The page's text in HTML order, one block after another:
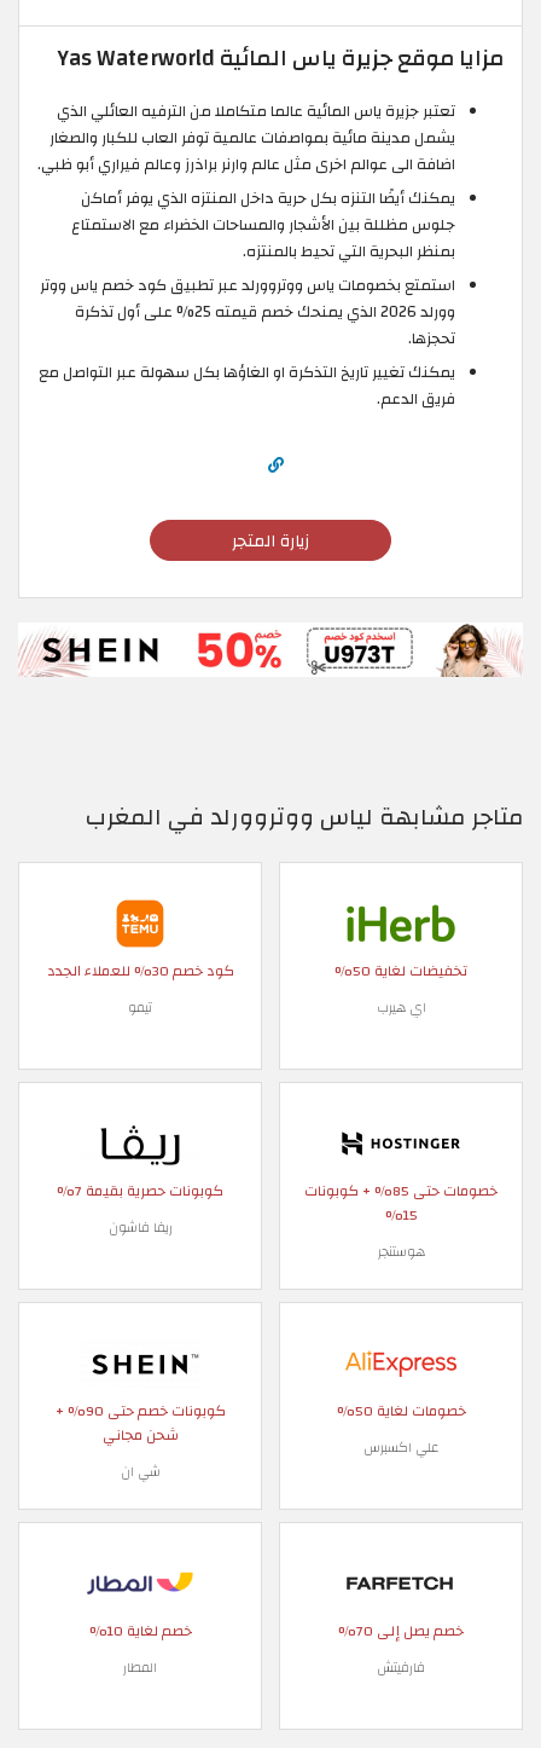
مزايا موقع جزيرة ياس المائية Yas Waterworld
تعتبر جزيرة ياس المائية عالما متكاملا من الترفيه العائلي الذي
يشمل مدينة مائية بمواصفات عالمية توفر العاب للكبار والصغار
اضافة الى عوالم اخرى مثل عالم وارنر براذرز وعالم فيراري أبو ظبي.
يمكنك أيضًا التنزه بكل حرية داخل المنتزه الذي يوفر أماكن
جلوس مظللة بين الأشجار والمساحات الخضراء مع الاستمتاع
بمنظر البحرية التي تحيط بالمنتزه.
استمتع بخصومات ياس ووتروورلد عبر تطبيق كود خصم ياس ووتر
وورلد 2026 الذي يمنحك خصم قيمته 25% على أول تذكرة
تحجزها.
يمكنك تغيير تاريخ التذكرة او الغاؤها بكل سهولة عبر التواصل مع
فريق الدعم.
زيارة المتجر
متاجر مشابهة لياس ووتروورلد في المغرب
تخفيضات لغاية 50%
اي هيرب
كود خصم 30% للعملاء الجدد
تيمو
خصومات حتى 85% + كوبونات
15%
هوستنجر
كوبونات حصرية بقيمة 7%
ريفا فاشون
خصومات لغاية 50%
علي اكسبرس
كوبونات خصم حتى 90% +
شحن مجاني
شي ان
خصم يصل إلى 70%
فارفيتش
خصم لغاية 10%
المطار